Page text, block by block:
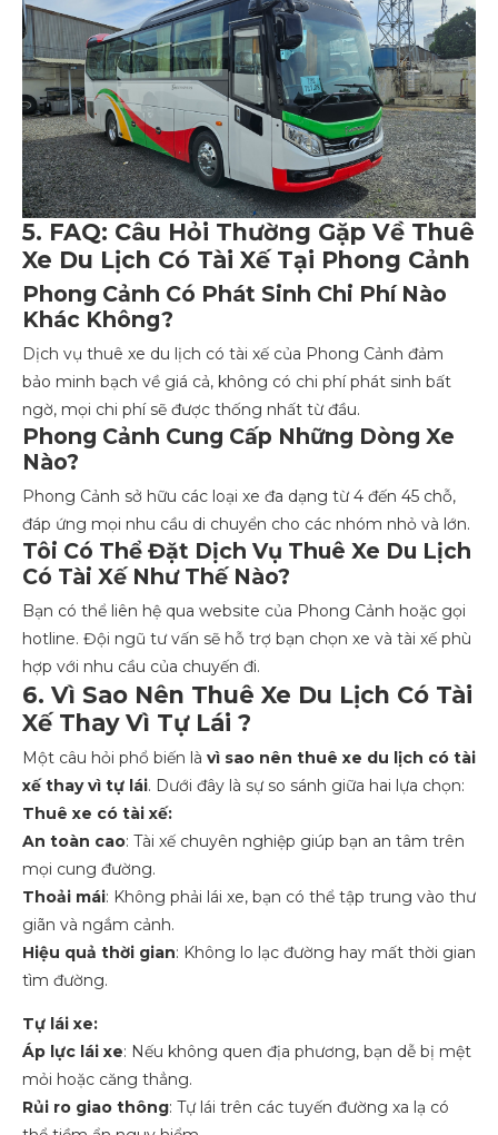
5. FAQ: Câu Hỏi Thường Gặp Về Thuê
Xe Du Lịch Có Tài Xế Tại Phong Cảnh
Phong Cảnh Có Phát Sinh Chi Phí Nào
Khác Không?
Dịch vụ thuê xe du lịch có tài xế của Phong Cảnh đảm
bảo minh bạch về giá cả, không có chi phí phát sinh bất
ngờ, mọi chi phí sẽ được thống nhất từ đầu.
Phong Cảnh Cung Cấp Những Dòng Xe
Nào?
Phong Cảnh sở hữu các loại xe đa dạng từ 4 đến 45 chỗ,
đáp ứng mọi nhu cầu di chuyển cho các nhóm nhỏ và lớn.
Tôi Có Thể Đặt Dịch Vụ Thuê Xe Du Lịch
Có Tài Xế Như Thế Nào?
Bạn có thể liên hệ qua website của Phong Cảnh hoặc gọi
hotline. Đội ngũ tư vấn sẽ hỗ trợ bạn chọn xe và tài xế phù
hợp với nhu cầu của chuyến đi.
6. Vì Sao Nên Thuê Xe Du Lịch Có Tài
Xế Thay Vì Tự Lái ?
Một câu hỏi phổ biến là vì sao nên thuê xe du lịch có tài
xế thay vì tự lái. Dưới đây là sự so sánh giữa hai lựa chọn:
Thuê xe có tài xế:
An toàn cao: Tài xế chuyên nghiệp giúp bạn an tâm trên
mọi cung đường.
Thoải mái: Không phải lái xe, bạn có thể tập trung vào thư
giãn và ngắm cảnh.
Hiệu quả thời gian: Không lo lạc đường hay mất thời gian
tìm đường.
Tự lái xe:
Áp lực lái xe: Nếu không quen địa phương, bạn dễ bị mệt
mỏi hoặc căng thẳng.
Rủi ro giao thông: Tự lái trên các tuyến đường xa lạ có